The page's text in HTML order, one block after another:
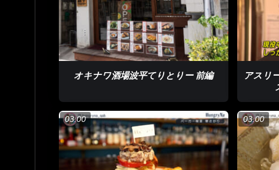
オキナワ酒場波平てりとりー 前編
アスリ
03:00 03:00